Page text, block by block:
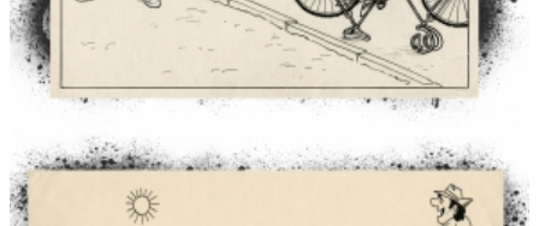
Rėkyvos ežeras
Vinkšnos ežeras
Prūdelio tvenkinys
Ventos-Dubysos kanalas
Kulpės upė
Rūdės upė